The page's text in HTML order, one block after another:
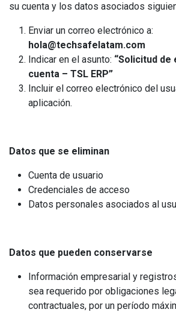
su cuenta y los datos asociados
Enviar un correo electrónico a:
hola@techsafelatam.com
Indicar en el asunto: “Solicitud de
cuenta – TSL ERP”
Incluir el correo electrónico del
aplicación.
Datos que se eliminan
Cuenta de usuario
Credenciales de acceso
Datos personales asociados al
Datos que pueden conservarse
Información empresarial y
sea requerido por obligaciones
contractuales, por un período